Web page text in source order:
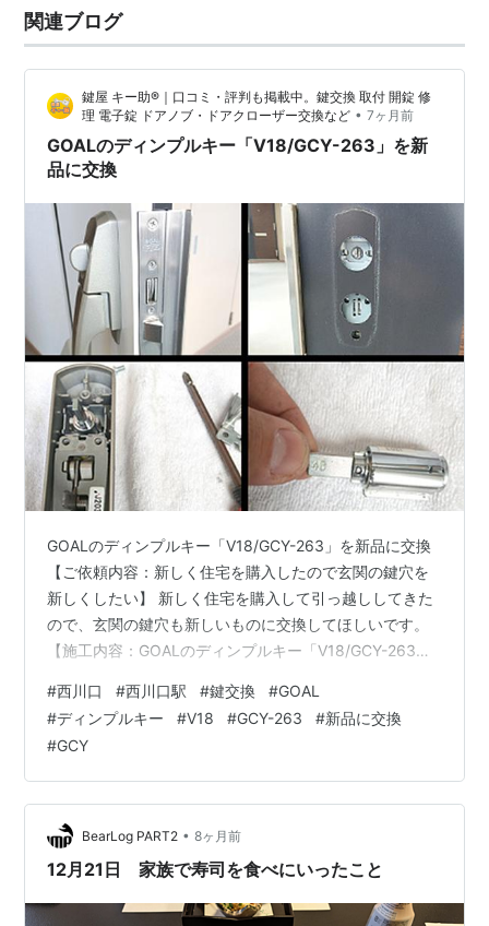
関連ブログ
鍵屋 キー助®｜口コミ・評判も掲載中。鍵交換 取付 開錠 修
理 電子錠 ドアノブ・ドアクローザー交換など • 7ヶ月前
GOALのディンプルキー「V18/GCY-263」を新
品に交換
GOALのディンプルキー「V18/GCY-263」を新品に交換
【ご依頼内容：新しく住宅を購入したので玄関の鍵穴を
新しくしたい】 新しく住宅を購入して引っ越ししてきた
ので、玄関の鍵穴も新しいものに交換してほしいです。
【施工内容：GOALのディンプルキー「V18/GCY-263」
シリンダー部分が2ヵ所あり、GOALのディンプルキー
「V18/GCY-263」シリンダーが取り付けられておりまし
た。 なお、こちらのプッシュハンドルは、同じタイプの
鍵にしか替えられない為、ギザギザはギザギザに、ディ
ンプルキーはディンプルキーにしか交換ができません。
さ…
#西川口 #西川口駅 #鍵交換 #GOAL
#ディンプルキー #V18 #GCY-263 #新品に交換
#GCY
BearLog PART2 • 8ヶ月前
12月21日 家族で寿司を食べにいったこと